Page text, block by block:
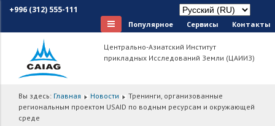
+996 (312) 555-111
Популярное Сервисы Контакты
Центрально-Азиатский Институт
прикладных Исследований Земли (ЦАИИЗ)
Вы здесь: Главная Новости
Тренинги, организованные
региональным проектом USAID по водным ресурсам и окружающей
среде